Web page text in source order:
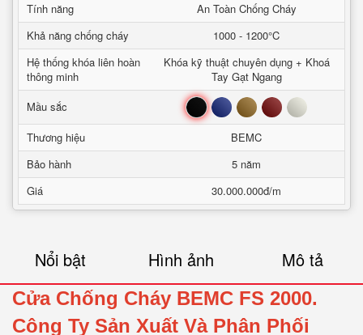
Tính năng
An Toàn Chống Cháy
Khả năng chống cháy
1000 - 1200°C
Hệ thống khóa liên hoàn
thông minh
Khóa kỹ thuật chuyên dụng + Khoá
Tay Gạt Ngang
Mầu sắc
Đen Xanh Nâu Đỏ Trắng
Thương hiệu
BEMC
Bảo hành
5 năm
Giá
30.000.000đ/m
Nổi bật Hình ảnh Mô tả
Cửa Chống Cháy BEMC FS 2000.
Công Ty Sản Xuất Và Phân Phối